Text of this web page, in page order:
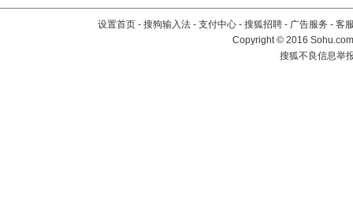
设置首页 - 搜狗输入法 - 支付中心 - 搜狐招聘 - 广告服务 - 客
Copyright©2016
搜狐不良信息举